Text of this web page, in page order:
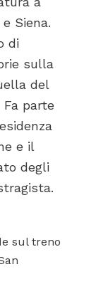
Siena.
di
sulla
del
parte
e il
degli
sul treno